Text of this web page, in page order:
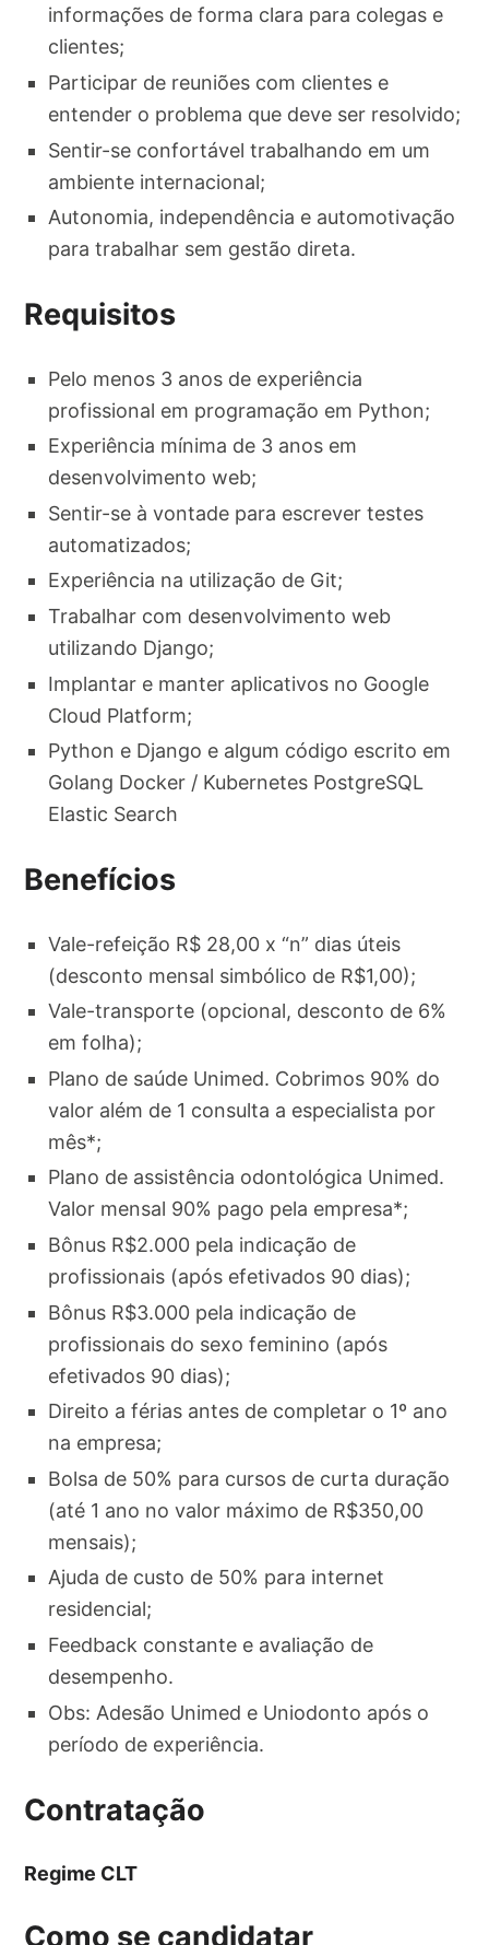
informações de forma clara para colegas e
clientes;
Participar de reuniões com clientes e
entender o problema que deve ser resolvido;
Sentir-se confortável trabalhando em um
ambiente internacional;
Autonomia, independência e automotivação
para trabalhar sem gestão direta.
Requisitos
Pelo menos 3 anos de experiência
profissional em programação em Python;
Experiência mínima de 3 anos em
desenvolvimento web;
Sentir-se à vontade para escrever testes
automatizados;
Experiência na utilização de Git;
Trabalhar com desenvolvimento web
utilizando Django;
Implantar e manter aplicativos no Google
Cloud Platform;
Python e Django e algum código escrito em
Golang Docker / Kubernetes PostgreSQL
Elastic Search
Benefícios
Vale-refeição R$ 28,00 x “n” dias úteis
(desconto mensal simbólico de R$1,00);
Vale-transporte (opcional, desconto de 6%
em folha);
Plano de saúde Unimed. Cobrimos 90% do
valor além de 1 consulta a especialista por
mês*;
Plano de assistência odontológica Unimed.
Valor mensal 90% pago pela empresa*;
Bônus R$2.000 pela indicação de
profissionais (após efetivados 90 dias);
Bônus R$3.000 pela indicação de
profissionais do sexo feminino (após
efetivados 90 dias);
Direito a férias antes de completar o 1º ano
na empresa;
Bolsa de 50% para cursos de curta duração
(até 1 ano no valor máximo de R$350,00
mensais);
Ajuda de custo de 50% para internet
residencial;
Feedback constante e avaliação de
desempenho.
Obs: Adesão Unimed e Uniodonto após o
período de experiência.
Contratação
Regime CLT
Como se candidatar